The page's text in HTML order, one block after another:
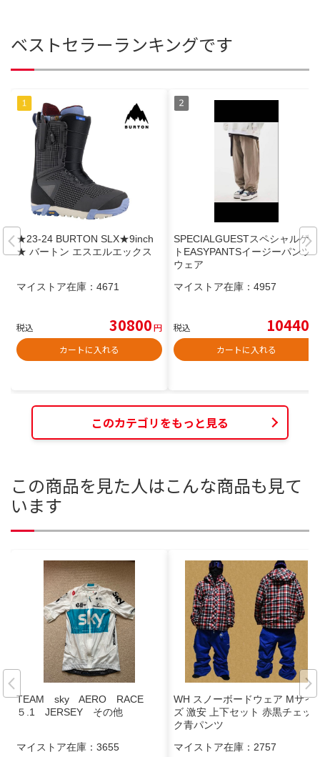
ベストセラーランキングです
★23-24 BURTON SLX★9inch
★ バートン エスエルエックス
マイストア在庫： 4671
税込 30800円
カートに入れる
SPECIALGUESTスペシャルゲス
トEASYPANTSイージーパンツ
ウェア
マイストア在庫： 4957
税込 10440
カートに入れる
このカテゴリをもっと見る
この商品を見た人はこんな商品も見て
います
TEAM sky AERO RACE
５.1 JERSEY その他
マイストア在庫： 3655
WH スノーボードウェア Mサイ
ズ 激安 上下セット 赤黒チェッ
ク青パンツ
マイストア在庫： 2757